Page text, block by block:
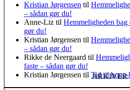
Kristian Jørgensen til
– sådan gør du!
Anne-Liz til Hemmeligheden bag
gør du!
Kristian Jørgensen til
– sådan gør du!
Rikke de Neergaard til
faste – sådan gør du!
Kristian Jørgensen til Tid til bone-
ARKIVER